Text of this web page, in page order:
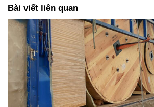
Bài viết liên quan